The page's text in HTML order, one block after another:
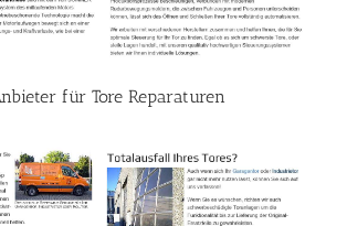
für Tore Reparaturen